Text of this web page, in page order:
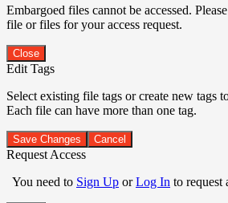
Embargoed files cannot be accessed.
file or files for your access request.
Close
Edit Tags
Select existing file tags or create new tags
Each file can have more than one tag.
Save Changes Cancel
Request Access
You need to Sign Up orLog In to request